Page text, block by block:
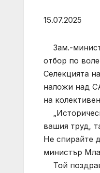
15.07.2025
Зам.-
отбор по
Селекцията
наложи над
на
вашия труд,
Не спирайте
министър
Той